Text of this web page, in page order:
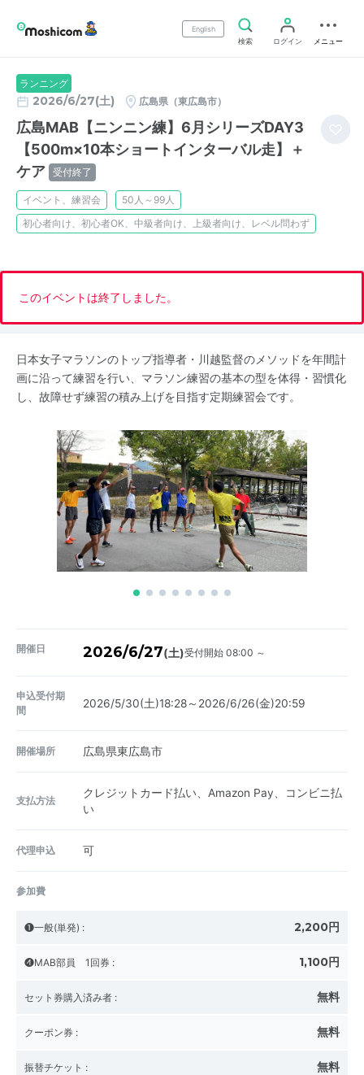
English
検索
ログイン メニュー
ランニング
2026/6/27(土) 広島県（東広島市）
広島MAB【ニンニン練】6月シリーズDAY3
【500m×10本ショートインターバル走】＋
ケア 受付終了
イベント、練習会
50人～99人
初心者向け、初心者OK、中級者向け、上級者向け、レベル問わず
このイベントは終了しました。
日本女子マラソンのトップ指導者・川越監督のメソッドを年間計
画に沿って練習を行い、マラソン練習の基本の型を体得・習慣化
し、故障せず練習の積み上げを目指す定期練習会です。
開催日 2026/6/27(土)受付開始 08:00 ～
申込受付期
間
2026/5/30(土)18:28～2026/6/26(金)20:59
開催場所 広島県東広島市
支払方法
クレジットカード払い、Amazon Pay、コンビニ払
い
代理申込 可
参加費
❶一般(単発) : 2,200円
❹MAB部員 1回券 : 1,100円
セット券購入済み者 : 無料
クーポン券 : 無料
振替チケット : 無料